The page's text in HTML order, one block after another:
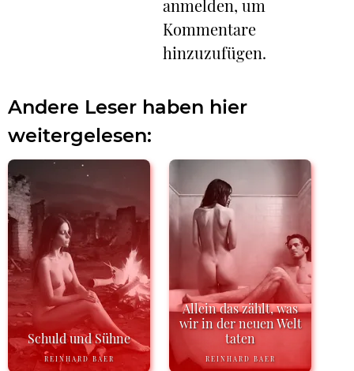
anmelden, um
Kommentare
hinzuzufügen.
Andere Leser haben hier
weitergelesen:
Schuld und Sühne
REINHARD BAER
Allein das zählt, was
wir in der neuen Welt
taten
REINHARD BAER